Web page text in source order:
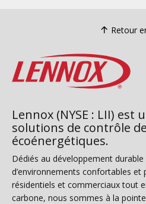
Retour
Lennox (NYSE : LII) est
solutions de contrôle
écoénergétiques.
Dédiés au développement
d’environnements confortables et
résidentiels et commerciaux tout
carbone, nous sommes à la